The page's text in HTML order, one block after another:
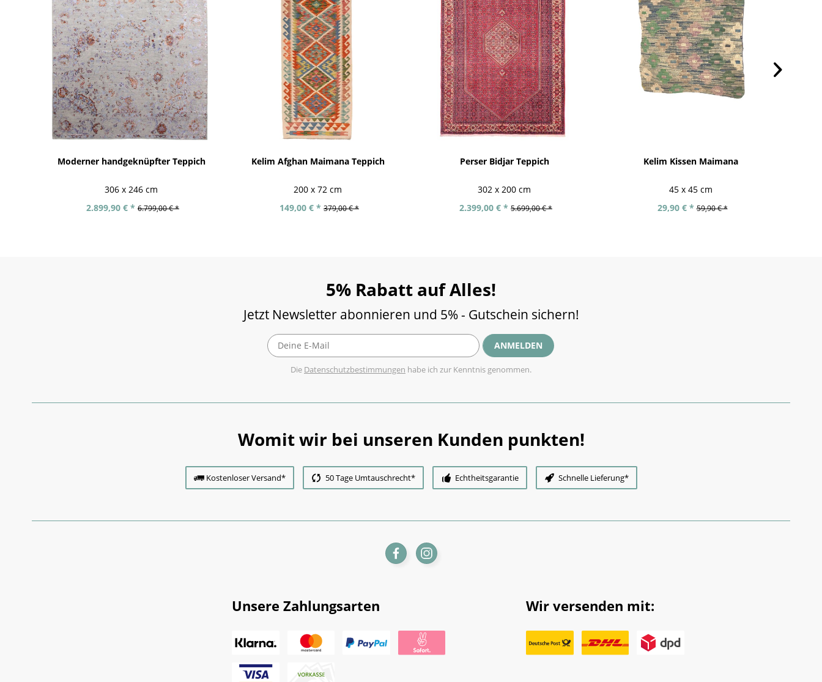
Moderner handgeknüpfter Teppich
306 x 246 cm
2.899,90 € * 6.799,00 € *
Kelim Afghan Maimana Teppich
200 x 72 cm
149,00 € * 379,00 € *
Perser Bidjar Teppich
302 x 200 cm
2.399,00 € * 5.699,00 € *
Kelim Kissen Maimana
45 x 45 cm
29,90 € * 59,90 € *
5% Rabatt auf Alles!
Jetzt Newsletter abonnieren und 5% - Gutschein sichern!
ANMELDEN
Die Datenschutzbestimmungen habe ich zur Kenntnis genommen.
Womit wir bei unseren Kunden punkten!
Kostenloser Versand* 50 Tage Umtauschrecht* Echtheitsgarantie Schnelle Lieferung*
Unsere Zahlungsarten Wir versenden mit: